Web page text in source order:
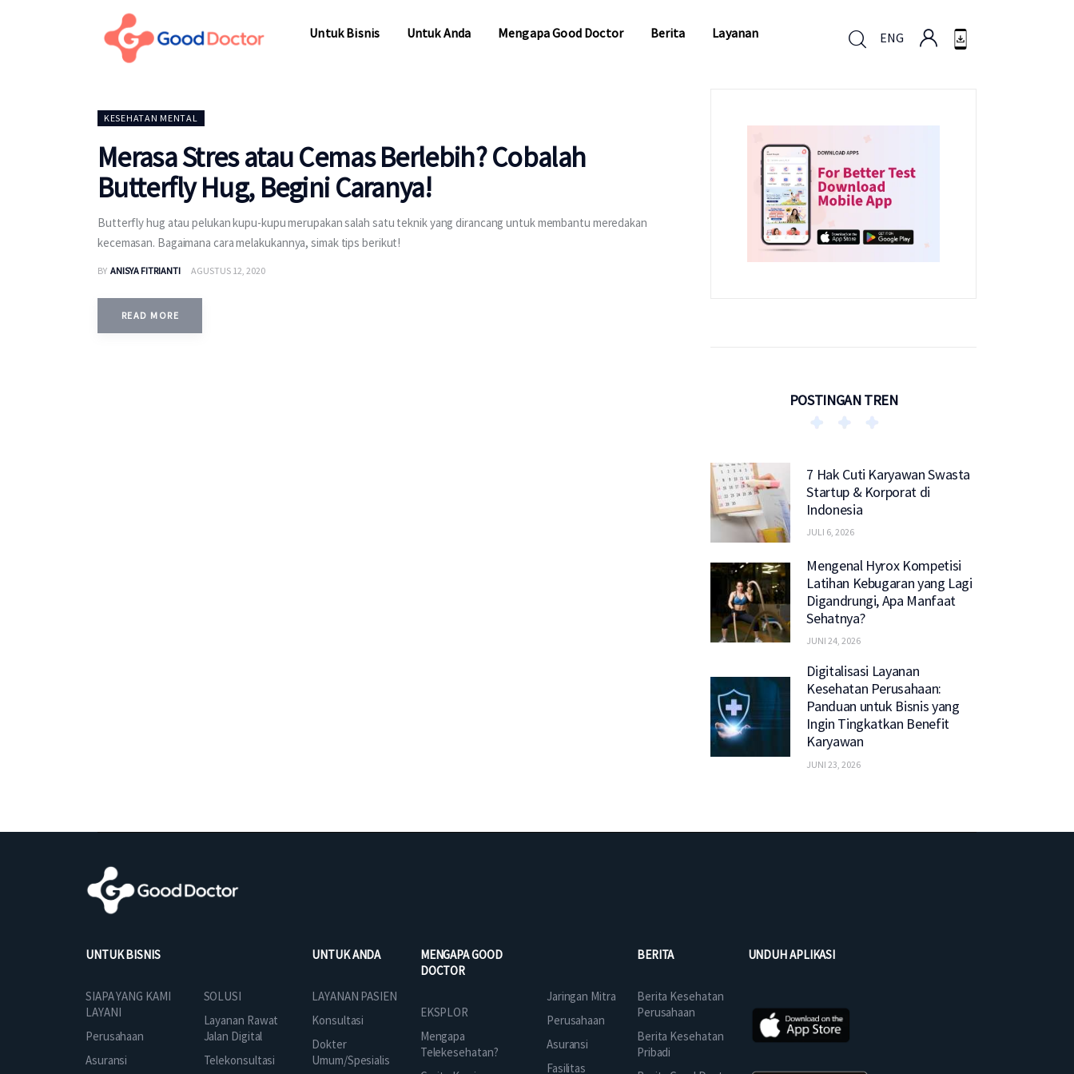
Untuk Bisnis Untuk Anda Mengapa Good Doctor Berita Layanan ENG
KESEHATAN MENTAL
Merasa Stres atau Cemas Berlebih? Cobalah
Butterfly Hug, Begini Caranya!
Butterfly hug atau pelukan kupu-kupu merupakan salah satu teknik yang dirancang untuk membantu meredakan
kecemasan. Bagaimana cara melakukannya, simak tips berikut!
BY ANISYA FITRIANTI AGUSTUS 12, 2020
READ MORE
POSTINGAN TREN
7 Hak Cuti Karyawan Swasta
Startup & Korporat di
Indonesia
JULI 6, 2026
Mengenal Hyrox Kompetisi
Latihan Kebugaran yang Lagi
Digandrungi, Apa Manfaat
Sehatnya?
JUNI 24, 2026
Digitalisasi Layanan
Kesehatan Perusahaan:
Panduan untuk Bisnis yang
Ingin Tingkatkan Benefit
Karyawan
JUNI 23, 2026
UNTUK BISNIS
SIAPA YANG KAMI
LAYANI
Perusahaan
Asuransi
SOLUSI
Layanan Rawat
Jalan Digital
Telekonsultasi
UNTUK ANDA
LAYANAN PASIEN
Konsultasi
Dokter
Umum/Spesialis
MENGAPA GOOD
DOCTOR
EKSPLOR
Mengapa
Telekesehatan?
Jaringan Mitra
Perusahaan
Asuransi
Fasilitas
BERITA
Berita Kesehatan
Perusahaan
Berita Kesehatan
Pribadi
UNDUH APLIKASI